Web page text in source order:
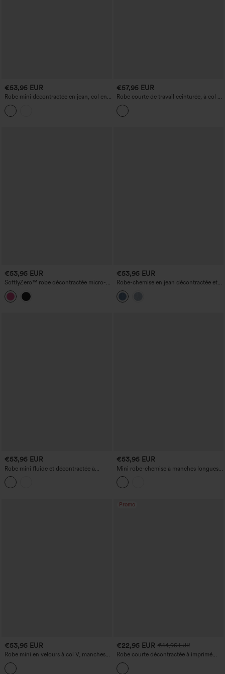
€53,95 EUR
Robe mini décontractée en jean, col en
V, manches longues, nouée à l'avant,
avec poches
€57,95 EUR
Robe courte de travail ceinturée, à col V
et manches longues
€53,95 EUR
SoftlyZero™ robe décontractée micro-
mini 2 en 1 avec poche, soutien-gorge
intégré et encolure en cœur en tissu
pelucheux - Easy Peezy Edition
€53,95 EUR
Robe-chemise en jean décontractée et
drapée, à col, avec cordon de serrage,
fermeture boutonnée et poches.
€53,95 EUR
Robe mini fluide et décontractée à
rayures, col rond, manches courtes,
soutien‑gorge intégré et poches
€53,95 EUR
Mini robe-chemise à manches longues
avec poches
€53,95 EUR
Robe mini en velours à col V, manches
longues, coupe portefeuille et ourlet à
volants — style décontracté
Promo
€22,95 EUR €44,95 EUR
Robe courte décontractée à imprimé
floral, encolure en V, manches mi-
longues et poches.